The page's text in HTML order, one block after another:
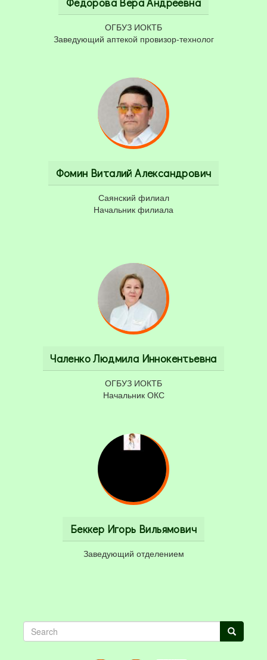
ОГБУЗ ИОКТБ
Заведующий аптекой провизор-технолог
Фомин Виталий Александрович
Саянский филиал
Начальник филиала
Чаленко Людмила Иннокентьевна
ОГБУЗ ИОКТБ
Начальник ОКС
Беккер Игорь Вильямович
Заведующий отделением
Search Search